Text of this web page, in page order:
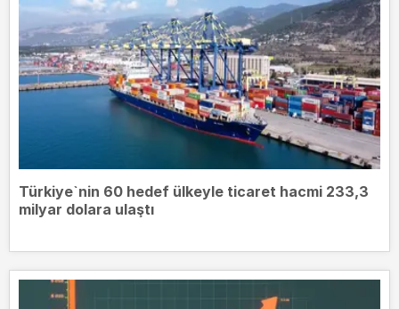
Türkiye`nin 60 hedef ülkeyle ticaret hacmi 233,3
milyar dolara ulaştı